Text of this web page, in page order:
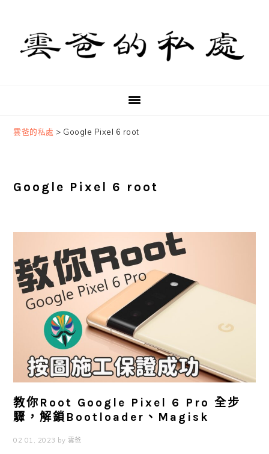
primary
navigation
content
primary
sidebar
雲爸的私處 > Google Pixel 6 root
Google Pixel 6 root
教你Root Google Pixel 6 Pro 全步
驟，解鎖Bootloader、Magisk
02 01, 2023 by 雲爸